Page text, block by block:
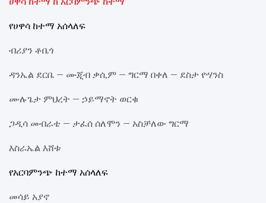
የሀዋሳ ከተማ አሰላለፍ
ብሪያን ቶቤጎ
ዳንኤል ደርቤ – ሙጂብ ቃሲም – ግርማ በቀለ – ደስታ ዮሃንስ
ሙሉጌታ ምህረት – ኃይማኖት ወርቁ
ጋዲሳ መብራቴ – ታፈሰ ሰለሞን – አስቻለው ግርማ
እስራኤል እሸቱ
የአርባምንጭ ከተማ አሰላለፍ
መሳይ አያኖ